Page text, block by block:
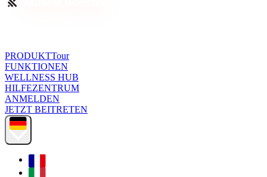
PRODUKTTour
FUNKTIONEN
WELLNESS HUB
HILFEZENTRUM
ANMELDEN
JETZT BEITRETEN